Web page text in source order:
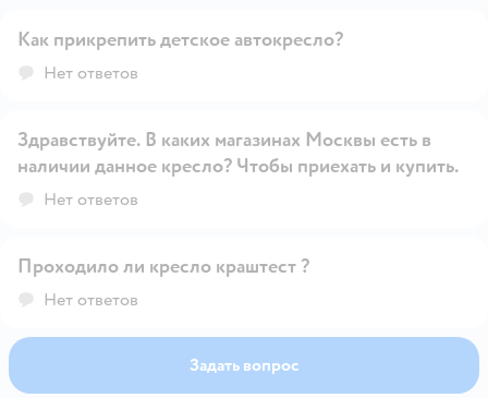
Как прикрепить детское автокресло?
Нет ответов
Открыть вопрос
Здравствуйте. В каких магазинах Москвы есть в
наличии данное кресло? Чтобы приехать и купить.
Нет ответов
Проходило ли кресло краштест ?
Нет ответов
Задать вопрос